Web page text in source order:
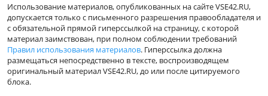
Использование материалов, опубликованных на сайте VSE42.RU,
допускается только с письменного разрешения правообладателя и
с обязательной прямой гиперссылкой на страницу, с которой
материал заимствован, при полном соблюдении требований
Правил использования материалов. Гиперссылка должна
размещаться непосредственно в тексте, воспроизводящем
оригинальный материал VSE42.RU, до или после цитируемого
блока.